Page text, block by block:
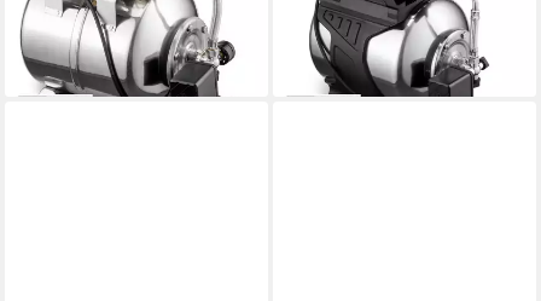
146,99 € UVP189,99 €
-23%
lieferbar - in 3-4 Werktagen bei dir
-17%
lieferbar - in 3-4 Werktagen bei dir